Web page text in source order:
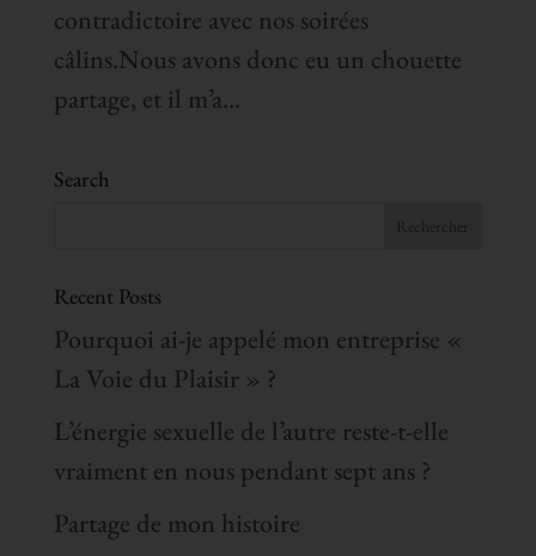
contradictoire avec nos soirées
câlins.Nous avons donc eu un chouette
partage, et il m’a...
Search
Recent Posts
Pourquoi ai-je appelé mon entreprise «
La Voie du Plaisir » ?
L’énergie sexuelle de l’autre reste-t-elle
vraiment en nous pendant sept ans ?
Partage de mon histoire